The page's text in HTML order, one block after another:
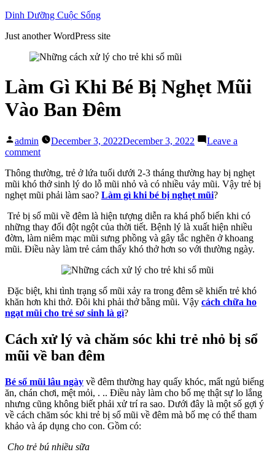
Skip
content
Dinh Dưỡng Cuộc Sống
Just another WordPress site
Làm Gì Khi Bé Bị Nghẹt Mũi
Vào Ban Đêm
Posted
by
admin December 3, 2022December 3, 2022
Leave a
commenton
Gì
Khi
Bé
Nghẹt
Mũi
Vào
Ban
Thông thường, trẻ ở lứa tuổi dưới 2-3 tháng thường hay bị nghẹt
mũi khó thở sinh lý do lỗ mũi nhỏ và có nhiều vảy mũi. Vậy trẻ bị
nghẹt mũi phải làm sao? Làm gì khi bé bị nghẹt mũi?
Trẻ bị sổ mũi về đêm là hiện tượng diễn ra khá phổ biến khi có
những thay đổi đột ngột của thời tiết. Bệnh lý là xuất hiện nhiều
đờm, làm niêm mạc mũi sưng phồng và gây tắc nghẽn ở khoang
mũi. Điều này làm trẻ cảm thấy khó thở hơn so với thường ngày.
Đặc biệt, khi tình trạng sổ mũi xảy ra trong đêm sẽ khiến trẻ khó
khăn hơn khi thở. Đôi khi phải thở bằng mũi. Vậy cách chữa ho
ngạt mũi cho trẻ sơ sinh là gì?
Cách xử lý và chăm sóc khi trẻ nhỏ bị sổ
mũi về ban đêm
Bé sổ mũi lâu ngày về đêm thường hay quấy khóc, mất ngủ biếng
ăn, chán chơi, mệt mỏi, . .. Điều này làm cho bố mẹ thật sự lo lắng
nhưng cũng không biết phải xử trí ra sao. Dưới đây là một số gợi ý
về cách chăm sóc khi trẻ bị sổ mũi về đêm mà bố mẹ có thể tham
khảo và áp dụng cho con. Gồm có:
Cho trẻ bú nhiều sữa